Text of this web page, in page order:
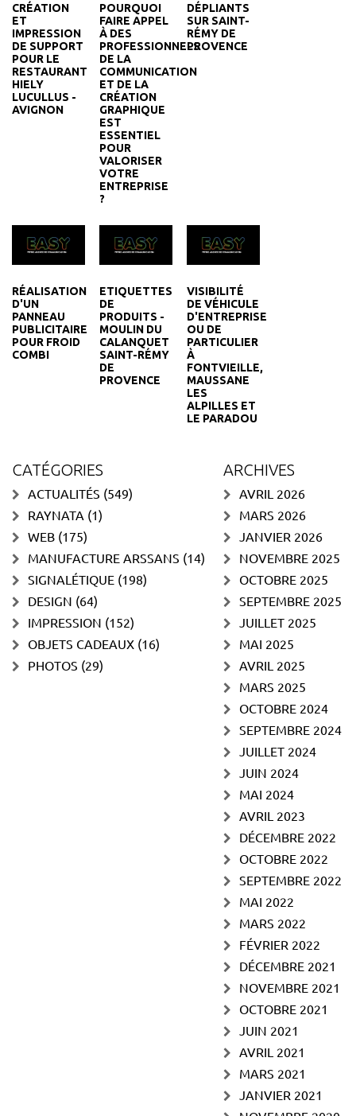
CRÉATION
ET
IMPRESSION
DE SUPPORT
POUR LE
RESTAURANT
HIELY
LUCULLUS -
AVIGNON
POURQUOI
FAIRE APPEL
À DES
PROFESSIONNELS
DE LA
COMMUNICATION
ET DE LA
CRÉATION
GRAPHIQUE
EST
ESSENTIEL
POUR
VALORISER
VOTRE
ENTREPRISE
?
DÉPLIANTS
SUR SAINT-
RÉMY DE
PROVENCE
RÉALISATION
D'UN
PANNEAU
PUBLICITAIRE
POUR FROID
COMBI
ETIQUETTES
DE
PRODUITS -
MOULIN DU
CALANQUET
SAINT-RÉMY
DE
PROVENCE
VISIBILITÉ
DE VÉHICULE
D'ENTREPRISE
OU DE
PARTICULIER
À
FONTVIEILLE,
MAUSSANE
LES
ALPILLES ET
LE PARADOU
CATÉGORIES
ACTUALITÉS (549)
RAYNATA (1)
WEB (175)
MANUFACTURE ARSSANS (14)
SIGNALÉTIQUE (198)
DESIGN (64)
IMPRESSION (152)
OBJETS CADEAUX (16)
PHOTOS (29)
ARCHIVES
AVRIL 2026
MARS 2026
JANVIER 2026
NOVEMBRE 2025
OCTOBRE 2025
SEPTEMBRE 2025
JUILLET 2025
MAI 2025
AVRIL 2025
MARS 2025
OCTOBRE 2024
SEPTEMBRE 2024
JUILLET 2024
JUIN 2024
MAI 2024
AVRIL 2023
DÉCEMBRE 2022
OCTOBRE 2022
SEPTEMBRE 2022
MAI 2022
MARS 2022
FÉVRIER 2022
DÉCEMBRE 2021
NOVEMBRE 2021
OCTOBRE 2021
JUIN 2021
AVRIL 2021
MARS 2021
JANVIER 2021